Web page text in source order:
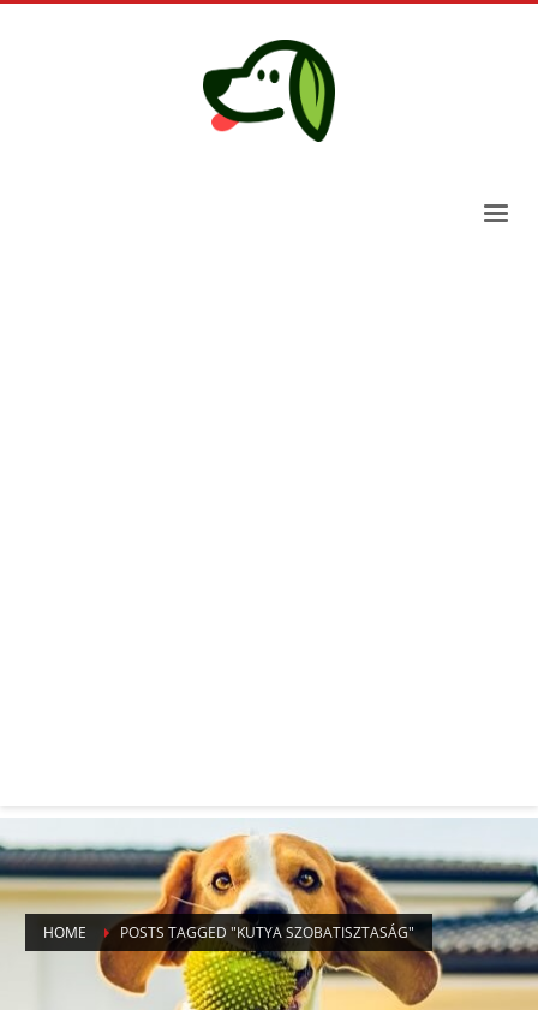
HOME POSTS TAGGED "KUTYA SZOBATISZTASÁG"